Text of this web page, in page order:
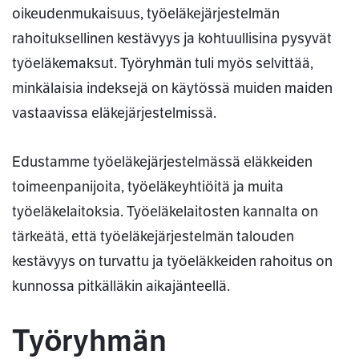
oikeudenmukaisuus, työeläkejärjestelmän
rahoituksellinen kestävyys ja kohtuullisina pysyvät
työeläkemaksut. Työryhmän tuli myös selvittää,
minkälaisia indeksejä on käytössä muiden maiden
vastaavissa eläkejärjestelmissä.
Edustamme työeläkejärjestelmässä eläkkeiden
toimeenpanijoita, työeläkeyhtiöitä ja muita
työeläkelaitoksia. Työeläkelaitosten kannalta on
tärkeätä, että työeläkejärjestelmän talouden
kestävyys on turvattu ja työeläkkeiden rahoitus on
kunnossa pitkälläkin aikajänteellä.
Työryhmän